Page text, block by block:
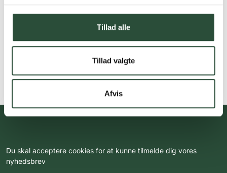
Tillad alle
Tillad valgte
Afvis
Du skal acceptere cookies for at kunne tilmelde dig vores
nyhedsbrev